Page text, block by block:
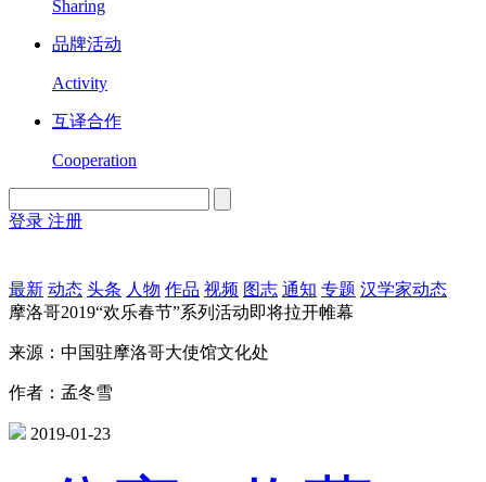
Sharing
品牌活动
Activity
互译合作
Cooperation
登录 注册
最新 动态 头条 人物 作品 视频 图志 通知 专题 汉学家动态
摩洛哥2019“欢乐春节”系列活动即将拉开帷幕
来源：中国驻摩洛哥大使馆文化处
作者：孟冬雪
2019-01-23